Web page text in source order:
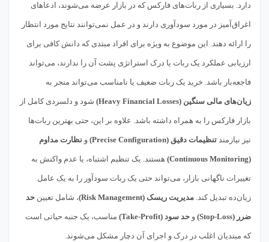
دارد. بسیاری از ربات‌های فارکس که در بازار عرضه می‌شوند، ادعاهای
اغراق‌آمیز در مورد سودآوری دارند و در عمل نمی‌توانند نتایج مورد انتظار
را ارائه دهند. این موضوع به ویژه برای افراد مبتدی که دانش کافی برای
ارزیابی عملکرد یک ربات یا درک استراتژی پشت آن را ندارند، می‌تواند
فاجعه‌بار باشد. خرید یک ربات ضعیف یا نامناسب می‌تواند منجر به
زیان‌های مالی سنگین (Heavy Financial Losses) شود و دلسردی کامل از
بازار فارکس را به همراه داشته باشد. علاوه بر این، حتی بهترین ربات‌ها
نیز نیازمند تنظیمات دقیق (Precise Configuration) و نظارت مداوم
(Continuous Monitoring) هستند. یک تنظیم اشتباه، یا عدم واکنش به
تغییرات ناگهانی بازار، می‌تواند حتی یک ربات سودآور را به یک عامل
زیان‌ده تبدیل کند. مدیریت ریسک (Risk Management) ، شامل تعیین حد
ضرر (Stop-Loss) و حد سود (Take-Profit) مناسب، یک جنبه حیاتی است
که مبتدیان اغلب در درک و اجرای آن دچار مشکل می‌شوند.